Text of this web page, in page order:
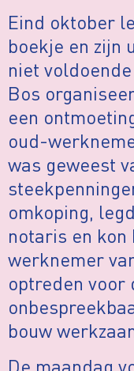
Eind oktober
boekje en zijn
niet
Bos
een
oud-
was geweest
omkoping,
notaris en kon
werknemer
optreden voor
bouw
De maandag